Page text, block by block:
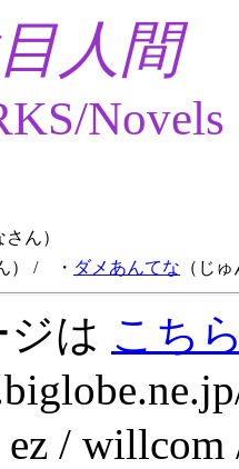
人間
Novels
さん）
） / ・ ダメあんてな （じ
は こち
ez /